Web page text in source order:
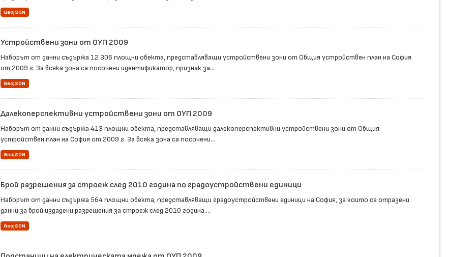
GeoJSON
Устройствени зони от ОУП 2009
Наборът от данни съдържа 12 306 площни обекта, представляващи устройствени зони от Общия устройствен план на София
от 2009 г. За всяка зона са посочени идентификатор, признак за...
GeoJSON
Далекоперспективни устройствени зони от ОУП 2009
Наборът от данни съдържа 413 площни обекта, представляващи далекоперспективни устройствени зони от Общия
устройствен план на София от 2009 г. За всяка зона са посочени...
GeoJSON
Брой разрешения за строеж след 2010 година по градоустройствени единици
Наборът от данни съдържа 564 площни обекта, представляващи градоустройствени единици на София, за които са отразени
данни за брой издадени разрешения за строеж след 2010 година....
GeoJSON